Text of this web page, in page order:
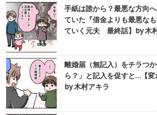
手紙は誰から？最悪な方向
ていた『借金よりも最悪な
ていく元夫 最終話】by 木
離婚届（無記入）をチラつ
ら？」と記入を促すと…【変
by 木村アキラ